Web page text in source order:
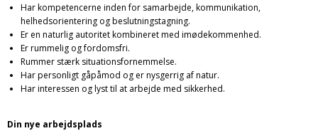
Har kompetencerne inden for samarbejde, kommunikation,
helhedsorientering og beslutningstagning.
Er en naturlig autoritet kombineret med imødekommenhed.
Er rummelig og fordomsfri.
Rummer stærk situationsfornemmelse.
Har personligt gåpåmod og er nysgerrig af natur.
Har interessen og lyst til at arbejde med sikkerhed.
Din nye arbejdsplads